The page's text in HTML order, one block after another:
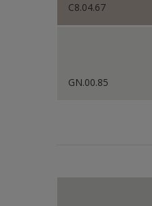
C8.04.67
GN.00.85